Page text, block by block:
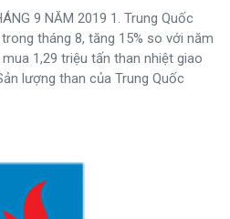
9 NĂM 2019 1. Trung Quốc
tháng 8, tăng 15% so với năm
1,29 triệu tấn than nhiệt giao
lượng than của Trung Quốc